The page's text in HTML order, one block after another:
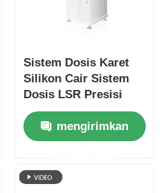
Sistem Dosis Karet
Silikon Cair Sistem
Dosis LSR Presisi
Tinggi
mengirimkan